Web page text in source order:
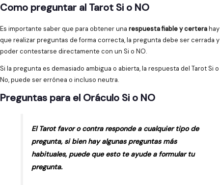
Como preguntar al Tarot Si o NO
Es importante saber que para obtener una respuesta fiable y certerahay
que realizar preguntas de forma correcta, la pregunta debe ser cerrada y
poder contestarse directamente con un Si o NO.
Si la pregunta es demasiado ambigua o abierta, la respuesta del Tarot Si o
No, puede ser errónea o incluso neutra.
Preguntas para el Oráculo Si o NO
El Tarot favor o contra responde a cualquier tipo de
pregunta, si bien hay algunas preguntas más
habituales, puede que esto te ayude a formular tu
pregunta.